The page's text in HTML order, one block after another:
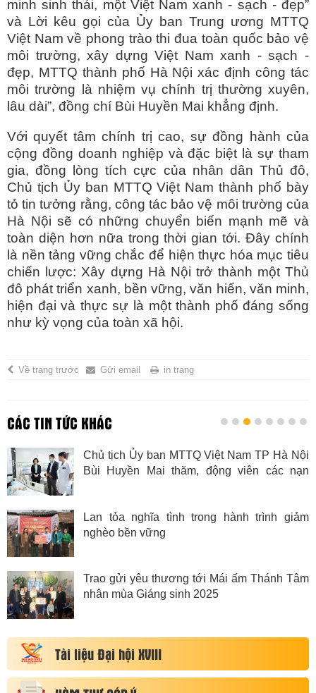
minh sinh thái, một Việt Nam xanh - sạch - đẹp”
và Lời kêu gọi của Ủy ban Trung ương MTTQ
Việt Nam về phong trào thi đua toàn quốc bảo vệ
môi trường, xây dựng Việt Nam xanh - sạch -
đẹp, MTTQ thành phố Hà Nội xác định công tác
môi trường là nhiệm vụ chính trị thường xuyên,
lâu dài”, đồng chí Bùi Huyền Mai khẳng định.
Với quyết tâm chính trị cao, sự đồng hành của
cộng đồng doanh nghiệp và đặc biệt là sự tham
gia, đồng lòng tích cực của nhân dân Thủ đô,
Chủ tịch Ủy ban MTTQ Việt Nam thành phố bày
tỏ tin tưởng rằng, công tác bảo vệ môi trường của
Hà Nội sẽ có những chuyển biến mạnh mẽ và
toàn diện hơn nữa trong thời gian tới. Đây chính
là nền tảng vững chắc để hiện thực hóa mục tiêu
chiến lược: Xây dựng Hà Nội trở thành một Thủ
đô phát triển xanh, bền vững, văn hiến, văn minh,
hiện đại và thực sự là một thành phố đáng sống
như kỳ vọng của toàn xã hội.
Về trang trước Gửi email in trang
CÁC TIN TỨC KHÁC
Chủ tịch Ủy ban MTTQ Việt Nam TP Hà Nội
Bùi Huyền Mai thăm, động viên các nạn
Lan tỏa nghĩa tình trong hành trình giảm
nghèo bền vững
Trao gửi yêu thương tới Mái ấm Thánh Tâm
nhân mùa Giáng sinh 2025
Tài liệu Đại hội XVIII